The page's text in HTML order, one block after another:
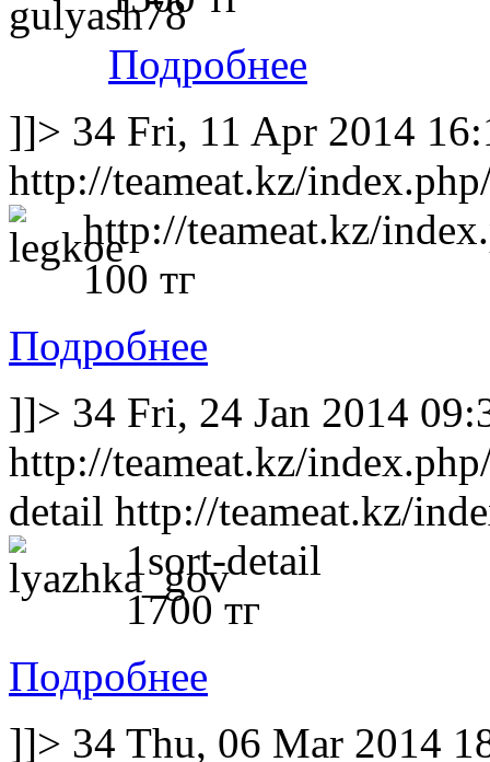
Подробнее
]]> 34 Fri, 11 Apr 2014
http://teameat.kz/
http://teameat.kz/
100 тг
Подробнее
]]> 34 Fri, 24 Jan 2014
http://teameat.kz/
detail http://teameat.kz/
1sort-detail
1700 тг
Подробнее
]]> 34 Thu, 06 Mar 2014